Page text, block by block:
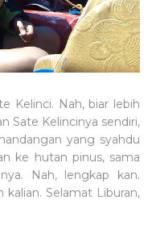
Kelinci. Nah, biar lebih
Sate Kelincinya sendiri,
yang syahdu
ke hutan pinus, sama
Nah, lengkap kan.
Selamat Liburan,